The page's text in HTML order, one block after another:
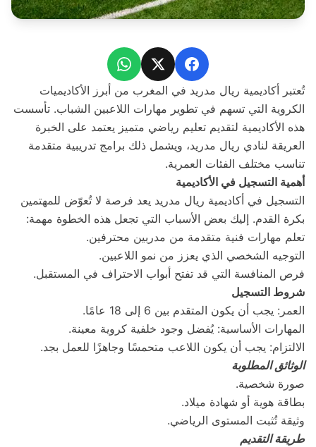
Facebook
X
WhatsApp
تُعتبر أكاديمية ريال مدريد في المغرب من أبرز الأكاديميات
الكروية التي تسهم في تطوير مهارات اللاعبين الشباب. تأسست
هذه الأكاديمية لتقديم تعليم رياضي متميز يعتمد على الخبرة
العريقة لنادي ريال مدريد، ويشمل ذلك برامج تدريبية متقدمة
تناسب مختلف الفئات العمرية.
أهمية التسجيل في الأكاديمية
التسجيل في أكاديمية ريال مدريد يعد فرصة لا تُعوّض للمهتمين
بكرة القدم. إليك بعض الأسباب التي تجعل هذه الخطوة مهمة:
تعلم مهارات فنية متقدمة من مدربين محترفين.
التوجيه الشخصي الذي يعزز من نمو اللاعبين.
فرص المنافسة التي قد تفتح أبواب الاحتراف في المستقبل.
شروط التسجيل
العمر: يجب أن يكون المتقدم بين 6 إلى 18 عامًا.
المهارات الأساسية: يُفضل وجود خلفية كروية معينة.
الالتزام: يجب أن يكون اللاعب متحمسًا وجاهزًا للعمل بجد.
الوثائق المطلوبة
صورة شخصية.
بطاقة هوية أو شهادة ميلاد.
وثيقة تُثبت المستوى الرياضي.
طريقة التقديم